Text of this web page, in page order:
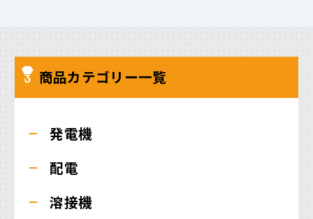
商品カテゴリー一覧
発電機
配電
溶接機